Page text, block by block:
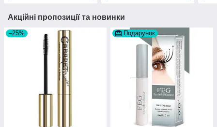
Акційні пропозиції та новинки
–25% Подарунок